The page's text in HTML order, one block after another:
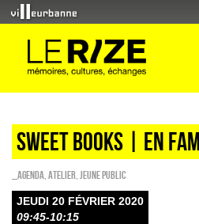
Sweet Books | en
_Agenda Atelier Jeune public
JEUDI 20 FÉVRIER 2020
09:45-10:15